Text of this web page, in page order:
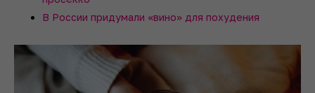
В России придумали «вино» для похудения